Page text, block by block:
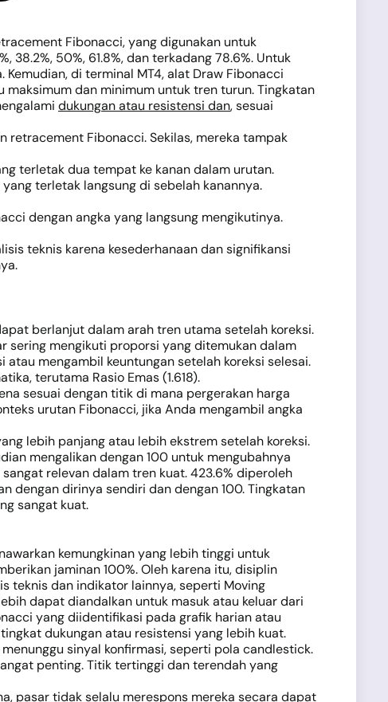
Fibonacci, yang digunakan untuk
50%, 61.8%, dan terkadang 78.6%. Untuk
di terminal MT4, alat Draw Fibonacci
dan minimum untuk tren turun. Tingkatan
dukungan atau resistensi dan, sesuai
retracement Fibonacci. Sekilas, mereka tampak
terletak dua tempat ke kanan dalam urutan.
terletak langsung di sebelah kanannya.
dengan angka yang langsung mengikutinya.
teknis karena kesederhanaan dan signifikansi
berlanjut dalam arah tren utama setelah koreksi.
sering mengikuti proporsi yang ditemukan dalam
mengambil keuntungan setelah koreksi selesai.
terutama Rasio Emas (1.618).
sesuai dengan titik di mana pergerakan harga
urutan Fibonacci, jika Anda mengambil angka
lebih panjang atau lebih ekstrem setelah koreksi.
mengalikan dengan 100 untuk mengubahnya
relevan dalam tren kuat. 423.6% diperoleh
dengan dirinya sendiri dan dengan 100. Tingkatan
sangat kuat.
kemungkinan yang lebih tinggi untuk
jaminan 100%. Oleh karena itu, disiplin
teknis dan indikator lainnya, seperti Moving
dapat diandalkan untuk masuk atau keluar dari
yang diidentifikasi pada grafik harian atau
dukungan atau resistensi yang lebih kuat.
sinyal konfirmasi, seperti pola candlestick.
penting. Titik tertinggi dan terendah yang
pasar tidak selalu merespons mereka secara dapat